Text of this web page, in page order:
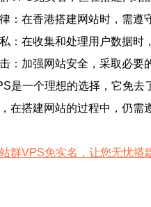
：在香港搭建网站时，需遵
：在收集和处理用户数据时
：加强网站安全，采取必要
是一个理想的选择，它免去
在搭建网站的过程中，仍需
群VPS免实名，让您无忧搭